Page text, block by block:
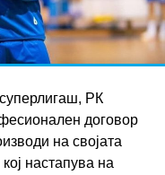
РК
договор
на својата
настапува на